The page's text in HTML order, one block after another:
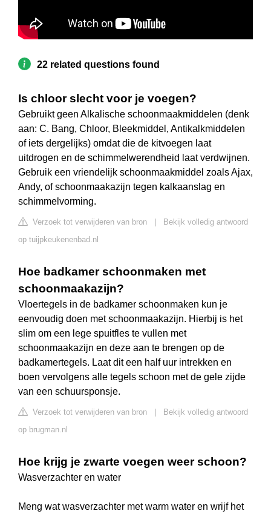
22 related questions found
Is chloor slecht voor je voegen?
Gebruikt geen Alkalische schoonmaakmiddelen (denk
aan: C. Bang, Chloor, Bleekmiddel, Antikalkmiddelen
of iets dergelijks) omdat die de kitvoegen laat
uitdrogen en de schimmelwerendheid laat verdwijnen.
Gebruik een vriendelijk schoonmaakmiddel zoals Ajax,
Andy, of schoonmaakazijn tegen kalkaanslag en
schimmelvorming.
Verzoek tot verwijderen van bron
Bekijk volledig antwoord
op tuijpkeukenenbad.nl
Hoe badkamer schoonmaken met
schoonmaakazijn?
Vloertegels in de badkamer schoonmaken kun je
eenvoudig doen met schoonmaakazijn. Hierbij is het
slim om een lege spuitfles te vullen met
schoonmaakazijn en deze aan te brengen op de
badkamertegels. Laat dit een half uur intrekken en
boen vervolgens alle tegels schoon met de gele zijde
van een schuursponsje.
Verzoek tot verwijderen van bron
Bekijk volledig antwoord
op brugman.nl
Hoe krijg je zwarte voegen weer schoon?
Wasverzachter en water
Meng wat wasverzachter met warm water en wrijf het